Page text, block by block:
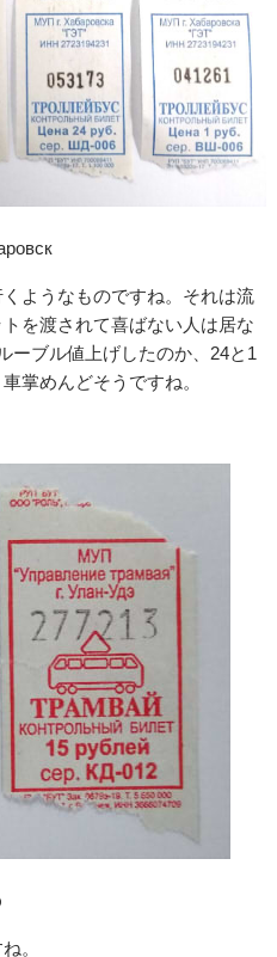
ようなものですね。それは流
を渡されて喜ばない人は居な
ーブル値上げしたのか、24と1
掌めんどそうですね。
。